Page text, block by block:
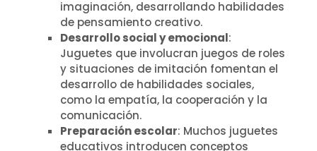
imaginación, desarrollando habilidades
de pensamiento creativo.
Desarrollo social y emocional:
Juguetes que involucran juegos de roles
y situaciones de imitación fomentan el
desarrollo de habilidades sociales,
como la empatía, la cooperación y la
comunicación.
Preparación escolar: Muchos juguetes
educativos introducen conceptos